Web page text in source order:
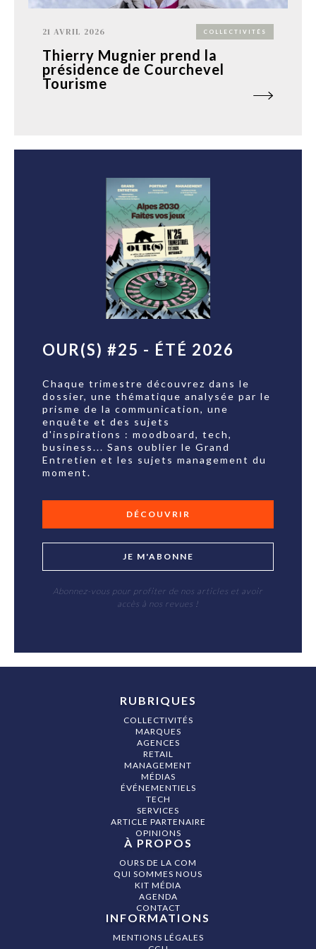
21 AVRIL 2026 COLLECTIVITÉS
Thierry Mugnier prend la
présidence de Courchevel
Tourisme
OUR(S) #25 - ÉTÉ 2026
Chaque trimestre découvrez dans le
dossier, une thématique analysée par le
prisme de la communication, une
enquête et des sujets
d'inspirations : moodboard, tech,
business... Sans oublier le Grand
Entretien et les sujets management du
moment.
DÉCOUVRIR
JE M'ABONNE
Abonnez-vous pour profiter de nos articles et avoir
accès à nos revues !
RUBRIQUES
COLLECTIVITÉS
MARQUES
AGENCES
RETAIL
MANAGEMENT
MÉDIAS
ÉVÉNEMENTIELS
TECH
SERVICES
ARTICLE PARTENAIRE
OPINIONS
À PROPOS
OURS DE LA COM
QUI SOMMES NOUS
KIT MÉDIA
AGENDA
CONTACT
INFORMATIONS
MENTIONS LÉGALES